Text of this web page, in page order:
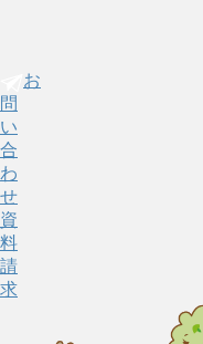
お
問
い
合
わ
せ
資
料
請
求